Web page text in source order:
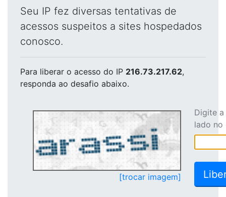
Seu IP fez diversas tentativas de
acessos suspeitos a sites hospedados
conosco.
Para liberar o acesso do IP 216.73.217.62,
responda ao desafio abaixo.
[trocar imagem]
Digite
lado no